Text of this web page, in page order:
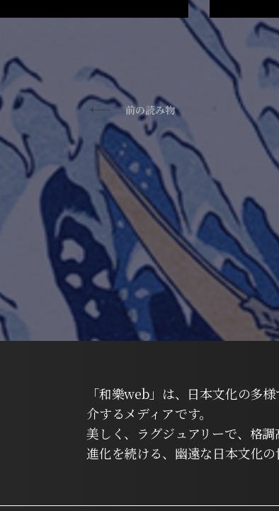
前の読み物
「和樂web」は、日本文化の多
介するメディアです。
美しく、ラグジュアリーで、格
進化を続ける、幽遠な日本文化の